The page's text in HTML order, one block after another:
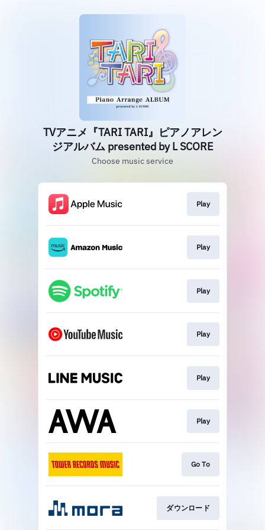
TVアニメ『TARI TARI』ピアノアレン
ジアルバム presented by L SCORE
Choose music service
Play
Play
Play
Play
Play
Play
Go To
ダウンロード